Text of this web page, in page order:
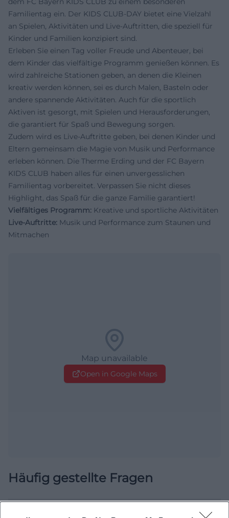
Familientag ein. Der KIDS CLUB-DAY bietet eine Vielzahl
an Spielen, Aktivitäten und Live-Auftritten, die speziell für
Kinder und Familien konzipiert sind.
Erleben Sie einen Tag voller Freude und Abenteuer, bei
dem Kinder das vielfältige Programm genießen können. Es
wird zahlreiche Stationen geben, an denen die Kleinen
kreativ werden können, sei es durch Malen, Basteln oder
andere spannende Aktivitäten. Auch für die sportlich
Aktiven ist gesorgt, mit Spielen und Herausforderungen,
die garantiert für Spaß und Bewegung sorgen.
Zudem wird es Live-Auftritte geben, bei denen Kinder und
Eltern gemeinsam die Magie von Musik und Performance
erleben können. Die Therme Erding und der FC Bayern
KIDS CLUB haben alles für einen unvergesslichen
Familientag vorbereitet. Verpassen Sie nicht dieses
Highlight, das Spaß für die ganze Familie garantiert!
Vielfältiges Programm: Kreative und sportliche Aktivitäten
Live-Auftritte: Musik und Performance zum Staunen und
Mitmachen
Map unavailable
Open in Google Maps
Häufig gestellte Fragen